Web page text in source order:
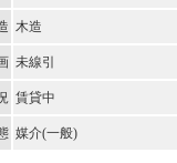
木造
未線引
賃貸中
媒介(一般)